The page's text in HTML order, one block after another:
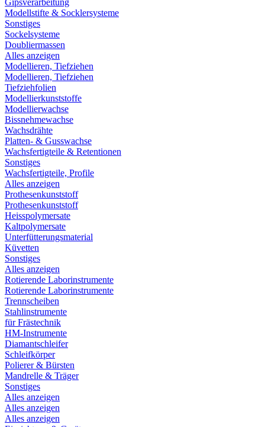
Gipsverarbeitung
Modellstifte & Socklersysteme
Sonstiges
Sockelsysteme
Doubliermassen
Alles anzeigen
Modellieren, Tiefziehen
Modellieren, Tiefziehen
Tiefziehfolien
Modellierkunststoffe
Modellierwachse
Bissnehmewachse
Wachsdrähte
Platten- & Gusswachse
Wachsfertigteile & Retentionen
Sonstiges
Wachsfertigteile, Profile
Alles anzeigen
Prothesenkunststoff
Prothesenkunststoff
Heisspolymersate
Kaltpolymersate
Unterfütterungsmaterial
Küvetten
Sonstiges
Alles anzeigen
Rotierende Laborinstrumente
Rotierende Laborinstrumente
Trennscheiben
Stahlinstrumente
für Frästechnik
HM-Instrumente
Diamantschleifer
Schleifkörper
Polierer & Bürsten
Mandrelle & Träger
Sonstiges
Alles anzeigen
Alles anzeigen
Alles anzeigen